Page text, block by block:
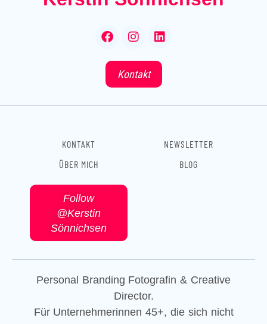
F
a
e
o
I
n
a
g
L
i
k
d
Kontakt
KONTAKT
ÜBER MICH
NEWSLETTER
BLOG
Follow
@Kerstin
Sönnichsen
Personal Branding Fotografin & Creative
Director.
Für Unternehmerinnen 45+, die sich nicht